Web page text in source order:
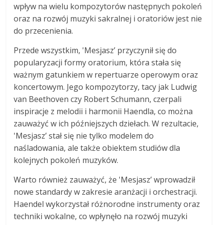
wpływ na wielu kompozytorów następnych pokoleń
oraz na rozwój muzyki sakralnej i oratoriów jest nie
do przecenienia.
Przede wszystkim, 'Mesjasz’ przyczynił się do
popularyzacji formy oratorium, która stała się
ważnym gatunkiem w repertuarze operowym oraz
koncertowym. Jego kompozytorzy, tacy jak Ludwig
van Beethoven czy Robert Schumann, czerpali
inspiracje z melodii i harmonii Haendla, co można
zauważyć w ich późniejszych dziełach. W rezultacie,
'Mesjasz’ stał się nie tylko modelem do
naśladowania, ale także obiektem studiów dla
kolejnych pokoleń muzyków.
Warto również zauważyć, że 'Mesjasz’ wprowadził
nowe standardy w zakresie aranżacji i orchestracji.
Haendel wykorzystał różnorodne instrumenty oraz
techniki wokalne, co wpłynęło na rozwój muzyki